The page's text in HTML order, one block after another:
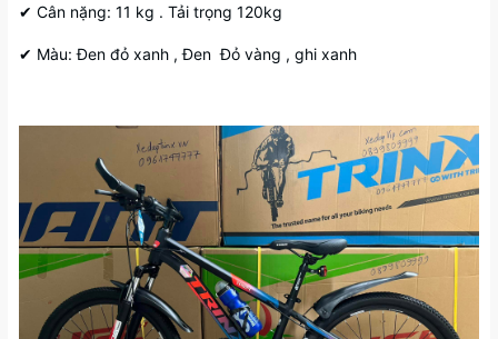
✔ Cân nặng: 11 kg . Tải trọng 120kg
✔ Màu: Đen đỏ xanh , Đen Đỏ vàng , ghi xanh